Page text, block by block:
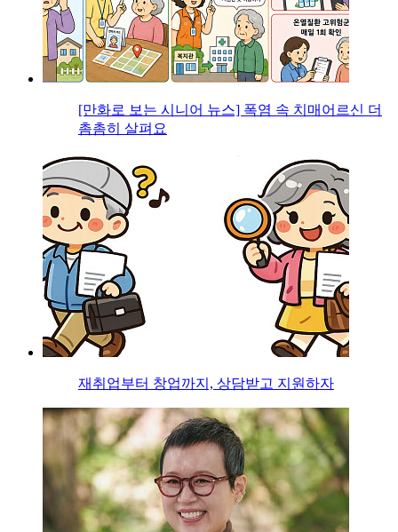
[만화로 보는 시니어 뉴스] 폭염 속 치매어르신 더
촘촘히 살펴요
재취업부터 창업까지, 상담받고 지원하자